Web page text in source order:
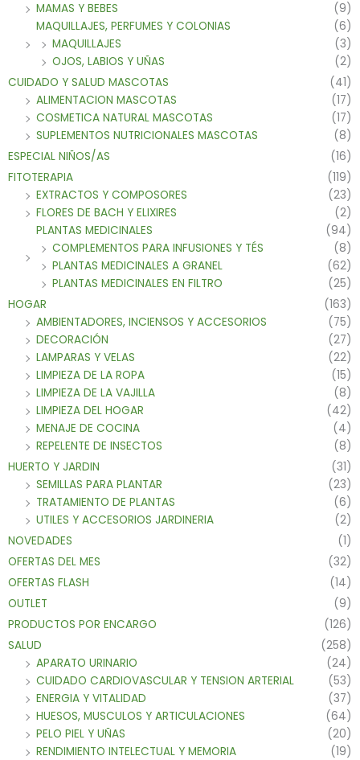
MAMAS Y BEBES
(9)
MAQUILLAJES, PERFUMES Y COLONIAS
(6)
MAQUILLAJES
(3)
OJOS, LABIOS Y UÑAS
(2)
CUIDADO Y SALUD MASCOTAS
(41)
ALIMENTACION MASCOTAS
(17)
COSMETICA NATURAL MASCOTAS
(17)
SUPLEMENTOS NUTRICIONALES MASCOTAS
(8)
ESPECIAL NIÑOS/AS
(16)
FITOTERAPIA
(119)
EXTRACTOS Y COMPOSORES
(23)
FLORES DE BACH Y ELIXIRES
(2)
PLANTAS MEDICINALES
(94)
COMPLEMENTOS PARA INFUSIONES Y TÉS
(8)
PLANTAS MEDICINALES A GRANEL
(62)
PLANTAS MEDICINALES EN FILTRO
(25)
HOGAR
(163)
AMBIENTADORES, INCIENSOS Y ACCESORIOS
(75)
DECORACIÓN
(27)
LAMPARAS Y VELAS
(22)
LIMPIEZA DE LA ROPA
(15)
LIMPIEZA DE LA VAJILLA
(8)
LIMPIEZA DEL HOGAR
(42)
MENAJE DE COCINA
(4)
REPELENTE DE INSECTOS
(8)
HUERTO Y JARDIN
(31)
SEMILLAS PARA PLANTAR
(23)
TRATAMIENTO DE PLANTAS
(6)
UTILES Y ACCESORIOS JARDINERIA
(2)
NOVEDADES
(1)
OFERTAS DEL MES
(32)
OFERTAS FLASH
(14)
OUTLET
(9)
PRODUCTOS POR ENCARGO
(126)
SALUD
(258)
APARATO URINARIO
(24)
CUIDADO CARDIOVASCULAR Y TENSION ARTERIAL
(53)
ENERGIA Y VITALIDAD
(37)
HUESOS, MUSCULOS Y ARTICULACIONES
(64)
PELO PIEL Y UÑAS
(20)
RENDIMIENTO INTELECTUAL Y MEMORIA
(19)